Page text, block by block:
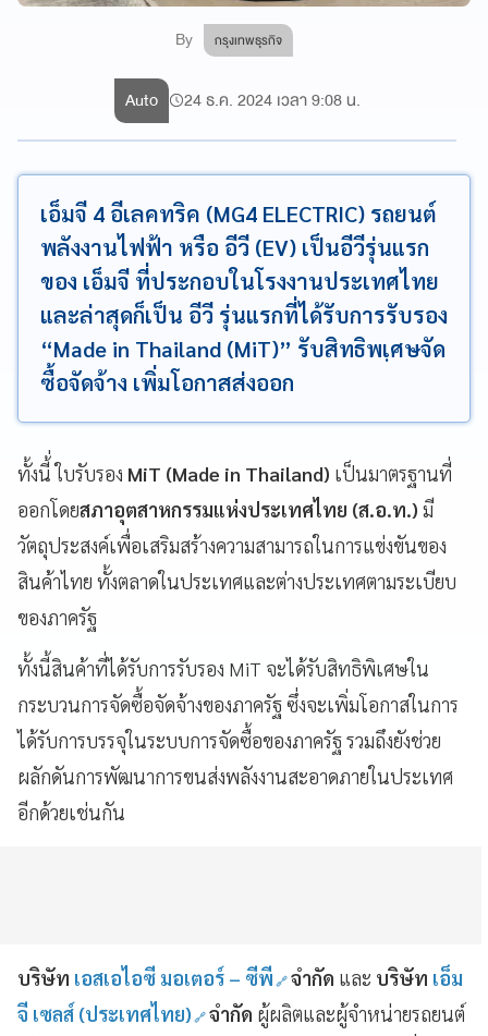
By กรุงเทพธุรกิจ
Auto 24 ธ.ค. 2024 เวลา 9:08 น.
เอ็มจี 4 อีเลคทริค (MG4 ELECTRIC) รถยนต์
พลังงานไฟฟ้า หรือ อีวี (EV) เป็นอีวีรุ่นแรก
ของ เอ็มจี ที่ประกอบในโรงงานประเทศไทย
และล่าสุดก็เป็น อีวี รุ่นแรกที่ได้รับการรับรอง
“Made in Thailand (MiT)” รับสิทธิพเฺศษจัด
ซื้อจัดจ้าง เพิ่มโอกาสส่งออก
ทั้งนี้่ ใบรับรอง MiT (Made in Thailand) เป็นมาตรฐานที่
ออกโดยสภาอุตสาหกรรมแห่งประเทศไทย (ส.อ.ท.) มี
วัตถุประสงค์เพื่อเสริมสร้างความสามารถในการแข่งขันของ
สินค้าไทย ทั้งตลาดในประเทศและต่างประเทศตามระเบียบ
ของภาครัฐ
ทั้งนี้สินค้าที่ได้รับการรับรอง MiT จะได้รับสิทธิพิเศษใน
กระบวนการจัดซื้อจัดจ้างของภาครัฐ ซึ่งจะเพิ่มโอกาสในการ
ได้รับการบรรจุในระบบการจัดซื้อของภาครัฐ รวมถึงยังช่วย
ผลักดันการพัฒนาการขนส่งพลังงานสะอาดภายในประเทศ
อีกด้วยเช่นกัน
บริษัท เอสเอไอซี มอเตอร์ – ซีพี จำกัด และ บริษัท เอ็ม
จี เซลส์ (ประเทศไทย) จำกัด ผู้ผลิตและผู้จำหน่ายรถยนต์